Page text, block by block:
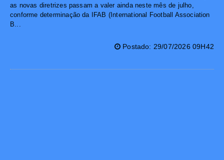
as novas diretrizes passam a valer ainda neste mês de julho,
conforme determinação da IFAB (International Football Association
B...
Postado: 29/07/2026 09H42